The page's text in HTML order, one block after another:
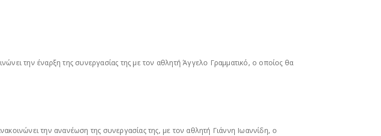
την έναρξη της συνεργασίας της με τον αθλητή Άγγελο Γραμματικό, ο οποίος θα
την ανανέωση της συνεργασίας της, με τον αθλητή Γιάννη Ιωαννίδη, ο